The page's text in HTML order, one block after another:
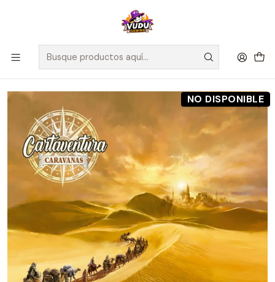
🚀 ¡Despachamos a todo Chile! Envío GRATIS a Regiones sobre
$100.000 y a RM sobre $35.000
Inicio Preventas Maldito Games
Preventa - Cartaventura Caravanas - Español
NO DISPONIBLE